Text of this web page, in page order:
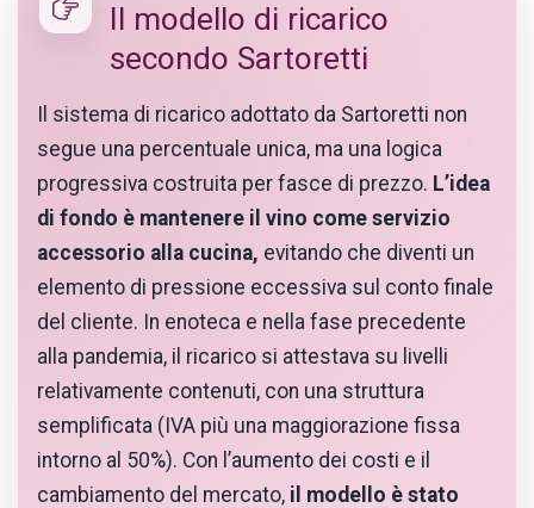
Il modello di ricarico
secondo Sartoretti
Il sistema di ricarico adottato da Sartoretti non
segue una percentuale unica, ma una logica
progressiva costruita per fasce di prezzo. L’idea
di fondo è mantenere il vino come servizio
accessorio alla cucina, evitando che diventi un
elemento di pressione eccessiva sul conto finale
del cliente. In enoteca e nella fase precedente
alla pandemia, il ricarico si attestava su livelli
relativamente contenuti, con una struttura
semplificata (IVA più una maggiorazione fissa
intorno al 50%). Con l’aumento dei costi e il
cambiamento del mercato, il modello è stato